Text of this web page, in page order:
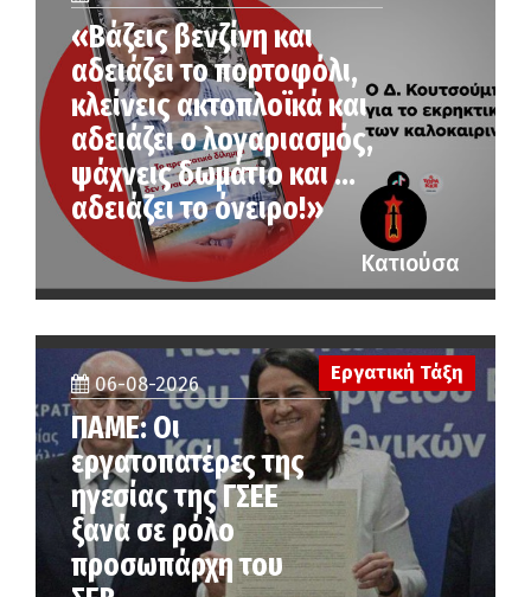
«Βάζεις βενζίνη και
αδειάζει το πορτοφόλι,
κλείνεις ακτοπλοϊκά και
αδειάζει ο λογαριασμός,
ψάχνεις δωμάτιο και …
αδειάζει το όνειρο!»
Κατιούσα
06-08-2026
ΠΑΜΕ: Οι
εργατοπατέρες της
ηγεσίας της ΓΣΕΕ
ξανά σε ρόλο
προσωπάρχη του
Εργατική Τάξη